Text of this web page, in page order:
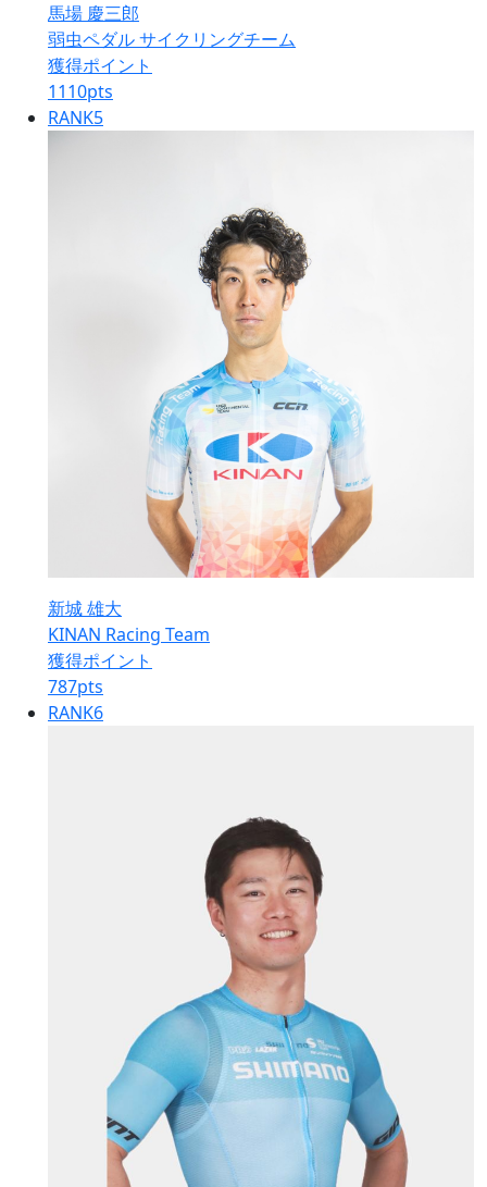
馬場 慶三郎
弱虫ペダル サイクリングチーム
獲得ポイント
1110pts
RANK5
新城 雄大
KINAN Racing Team
獲得ポイント
787pts
RANK6